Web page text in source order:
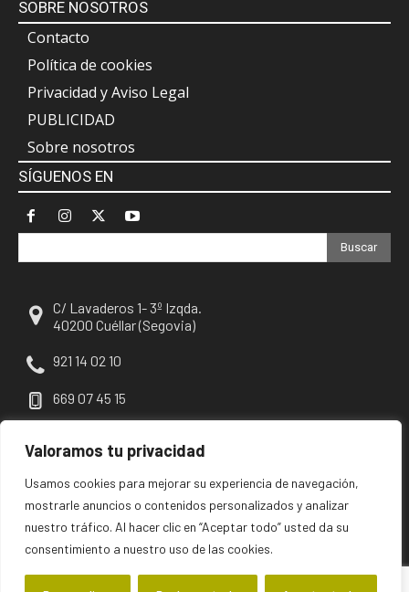
Valoramos tu privacidad
Usamos cookies para mejorar su experiencia de navegación,
mostrarle anuncios o contenidos personalizados y analizar
nuestro tráfico. Al hacer clic en “Aceptar todo” usted da su
consentimiento a nuestro uso de las cookies.
SOBRE NOSOTROS
Contacto
Política de cookies
Privacidad y Aviso Legal
PUBLICIDAD
Sobre nosotros
SÍGUENOS EN
Buscar
C/ Lavaderos 1- 3º Izqda.
40200 Cuéllar (Segovia)
921 14 02 10
669 07 45 15